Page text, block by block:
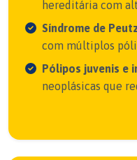
hereditária com
Síndrome de
com múltiplos
Pólipos juvenis e
neoplásicas que